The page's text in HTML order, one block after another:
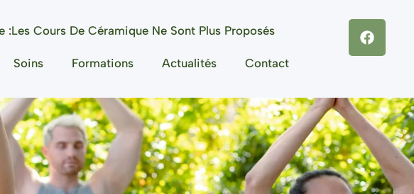
:les Cours De Céramique Ne Sont Plus Proposés
Soins Formations Actualités Contact